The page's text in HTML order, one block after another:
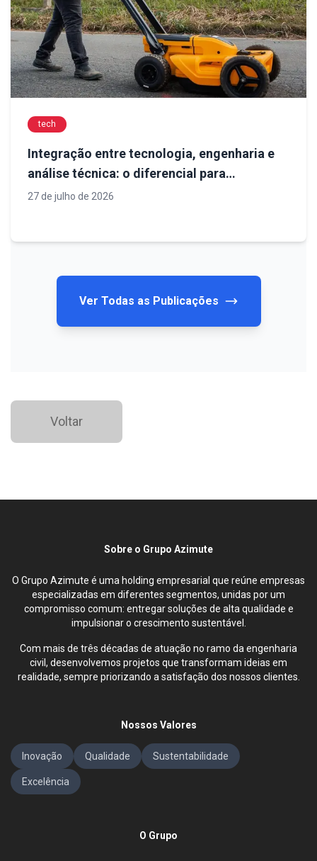
tech
Integração entre tecnologia, engenharia e
análise técnica: o diferencial para
diagnósticos confiáveis em obras de
27 de julho de 2026
Ver Todas as Publicações
Voltar
Sobre o Grupo Azimute
O Grupo Azimute é uma holding empresarial que reúne empresas
especializadas em diferentes segmentos, unidas por um
compromisso comum: entregar soluções de alta qualidade e
impulsionar o crescimento sustentável.
Com mais de três décadas de atuação no ramo da engenharia
civil, desenvolvemos projetos que transformam ideias em
realidade, sempre priorizando a satisfação dos nossos clientes.
Nossos Valores
Inovação Qualidade Sustentabilidade
Excelência
O Grupo